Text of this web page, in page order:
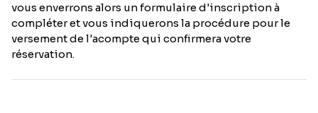
vous enverrons alors un formulaire d'inscription à
compléter et vous indiquerons la procédure pour le
versement de l'acompte qui confirmera votre
réservation.